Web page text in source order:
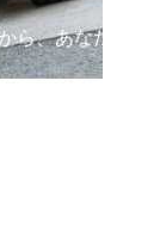
ら、あなたのご